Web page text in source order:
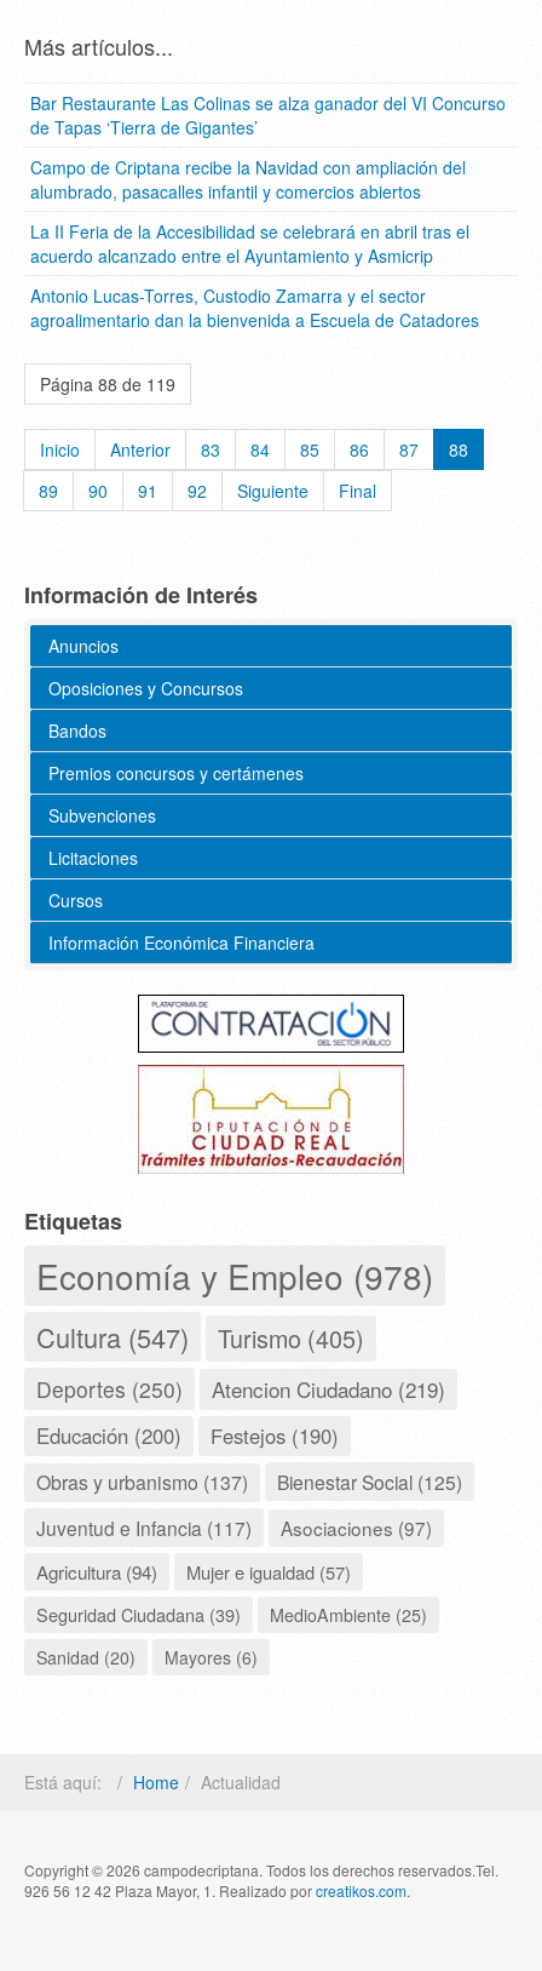
Más artículos...
Bar Restaurante Las Colinas se alza ganador del VI Concurso
de Tapas ‘Tierra de Gigantes’
Campo de Criptana recibe la Navidad con ampliación del
alumbrado, pasacalles infantil y comercios abiertos
La II Feria de la Accesibilidad se celebrará en abril tras el
acuerdo alcanzado entre el Ayuntamiento y Asmicrip
Antonio Lucas-Torres, Custodio Zamarra y el sector
agroalimentario dan la bienvenida a Escuela de Catadores
Página 88 de 119
Inicio Anterior 83 84 85 86 87
88
89
90 91 92 Siguiente Final
Información de Interés
Anuncios
Oposiciones y Concursos
Bandos
Premios concursos y certámenes
Subvenciones
Licitaciones
Cursos
Información Económica Financiera
Etiquetas
Economía y Empleo (978)
Cultura (547) Turismo (405)
Deportes (250) Atencion Ciudadano (219)
Educación (200) Festejos (190)
Obras y urbanismo (137)
Bienestar Social (125)
Juventud e Infancia (117)
Asociaciones (97)
Agricultura (94)
Mujer e igualdad (57)
Seguridad Ciudadana (39)
MedioAmbiente (25)
Sanidad (20)
Mayores (6)
Está aquí: Home Actualidad
Copyright © 2026 campodecriptana. Todos los derechos reservados.Tel.
926 56 12 42 Plaza Mayor, 1. Realizado porcreatikos.com.